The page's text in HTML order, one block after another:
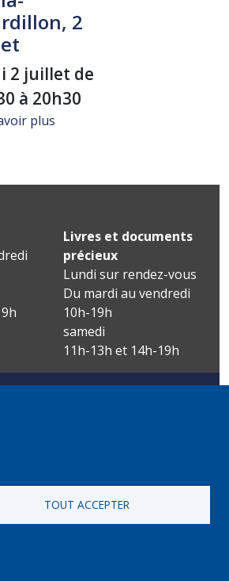
2
2 juillet de
à 20h30
plussur Signature "Un voyage
Livres et documents
précieux
Lundi sur rendez-vous
Du mardi au vendredi
10h-19h
samedi
11h-13h et 14h-19h
TOUT ACCEPTER